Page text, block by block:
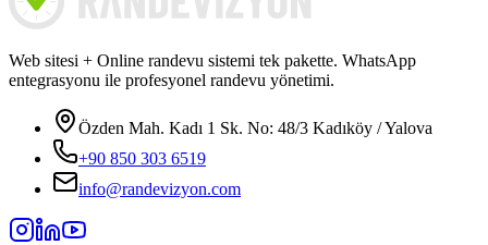
Web sitesi + Online randevu sistemi tek pakette. WhatsApp
entegrasyonu ile profesyonel randevu yönetimi.
Özden Mah. Kadı 1 Sk. No: 48/3 Kadıköy / Yalova
+90 850 303 6519
info@randevizyon.com